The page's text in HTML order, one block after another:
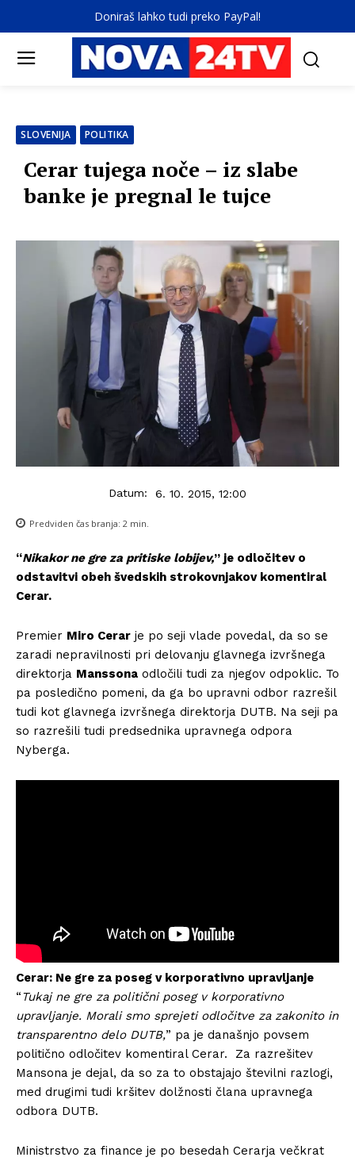
Doniraš lahko tudi preko PayPal!
SLOVENIJA POLITIKA
Cerar tujega noče – iz slabe
banke je pregnal le tujce
Datum: 6. 10. 2015, 12:00
Predviden čas branja: 2 min.
“Nikakor ne gre za pritiske lobijev,” je odločitev o
odstavitvi obeh švedskih strokovnjakov komentiral
Cerar.
Premier Miro Cerar je po seji vlade povedal, da so se
zaradi nepravilnosti pri delovanju glavnega izvršnega
direktorja Manssona odločili tudi za njegov odpoklic. To
pa posledično pomeni, da ga bo upravni odbor razrešil
tudi kot glavnega izvršnega direktorja DUTB. Na seji pa
so razrešili tudi predsednika upravnega odpora
Nyberga.
Cerar: Ne gre za poseg v korporativno upravljanje
“Tukaj ne gre za politični poseg v korporativno
upravljanje. Morali smo sprejeti odločitve za zakonito in
transparentno delo DUTB,” pa je današnjo povsem
politično odločitev komentiral Cerar. Za razrešitev
Mansona je dejal, da so za to obstajajo številni razlogi,
med drugimi tudi kršitev dolžnosti člana upravnega
odbora DUTB.
Ministrstvo za finance je po besedah Cerarja večkrat